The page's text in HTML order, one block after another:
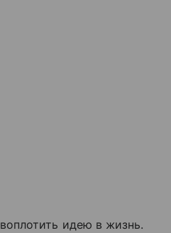
идею в жизнь.